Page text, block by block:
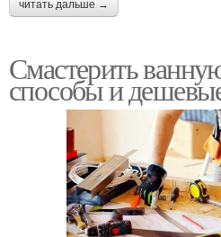
читать дальше →
Смастерить
способы и